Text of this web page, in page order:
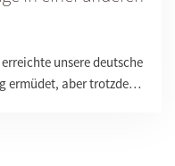
unsere deutsche
ermüdet, aber trotzde…